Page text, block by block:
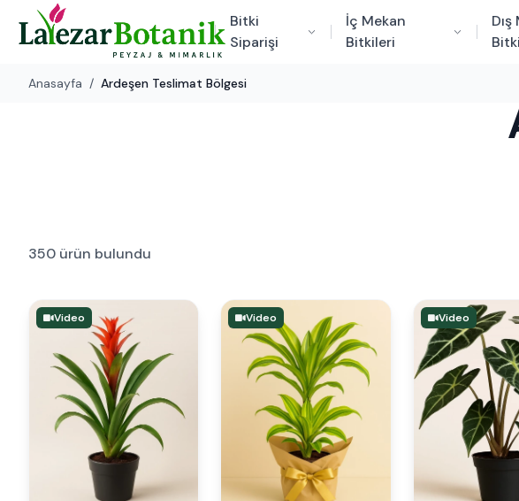
Bitki
Siparişi
İç Mekan
Bitkileri
Anasayfa / Ardeşen Teslimat Bölgesi
350 ürün bulundu
Video Video Video